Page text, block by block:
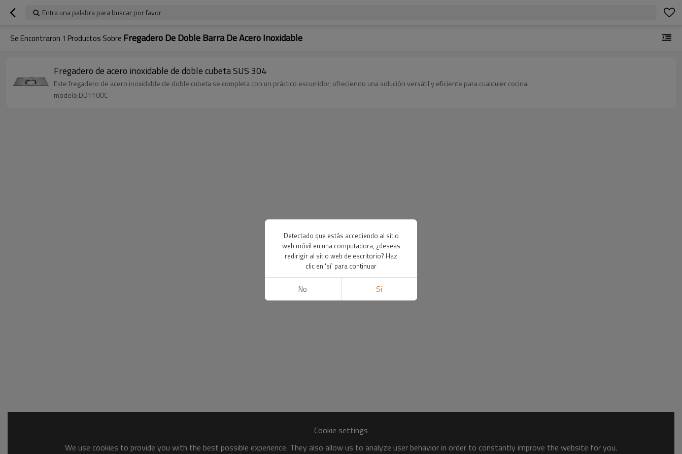
Entra una palabra para buscar por favor
Se Encontraron 1 Productos Sobre Fregadero De Doble Barra De Acero Inoxidable
Fregadero de acero inoxidable de doble cubeta SUS 304
Este fregadero de acero inoxidable de doble cubeta se completa con un práctico escurridor, ofreciendo una solución versátil y eficiente para cualquier cocina.
modelo:DD1100C
Cookie settings
We use cookies to provide you with the best possible experience. They also allow us to analyze user behavior in order to constantly improve the website for you.
Detectado que estás accediendo al sitio
web móvil en una computadora, ¿deseas
redirigir al sitio web de escritorio? Haz
clic en 'sí' para continuar
No Si